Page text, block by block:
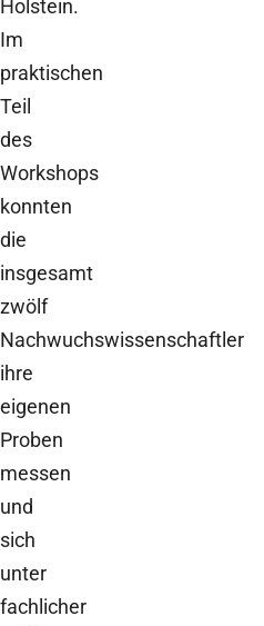
Holstein.
Im
praktischen
Teil
des
Workshops
konnten
die
insgesamt
zwölf
Nachwuchswissenschaftler
ihre
eigenen
Proben
messen
und
sich
unter
fachlicher